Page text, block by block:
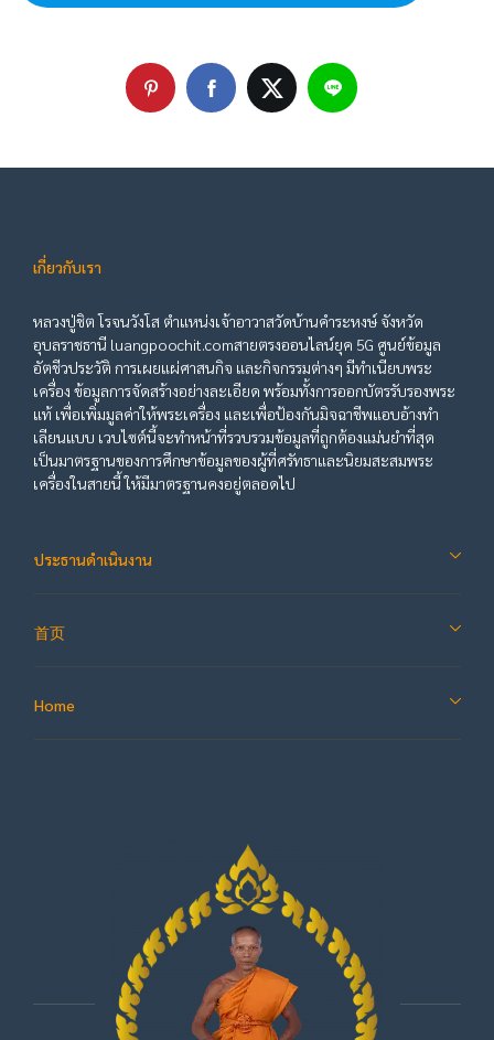
เกี่ยวกับเรา
หลวงปู่ชิต โรจนวังโส ตำแหน่งเจ้าอาวาสวัดบ้านคำระหงษ์ จังหวัด
อุบลราชธานี luangpoochit.comสายตรงออนไลน์ยุค 5G ศูนย์ข้อมูล
อัตชีวประวัติ การเผยแผ่ศาสนกิจ และกิจกรรมต่างๆ มีทำเนียบพระ
เครื่อง ข้อมูลการจัดสร้างอย่างละเอียด พร้อมทั้งการออกบัตรรับรองพระ
แท้ เพื่อเพิ่มมูลค่าให้พระเครื่อง และเพื่อป้องกันมิจฉาชีพแอบอ้างทำ
เลียนแบบ เวบไซต์นี้จะทำหน้าที่รวบรวมข้อมูลที่ถูกต้องแม่นยำที่สุด
เป็นมาตรฐานของการศึกษาข้อมูลของผู้ที่ศรัทธาและนิยมสะสมพระ
เครื่องในสายนี้ ให้มีมาตรฐานคงอยู่ตลอดไป
ประธานดำเนินงาน
首页
Home